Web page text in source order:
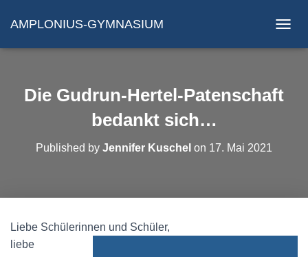
AMPLONIUS-GYMNASIUM
A
A
Die Gudrun-Hertel-Patenschaft
bedankt sich…
Published by Jennifer Kuschel on 17. Mai 2021
Liebe Schülerinnen und Schüler,
liebe